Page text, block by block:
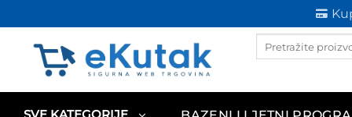
to
content
Products